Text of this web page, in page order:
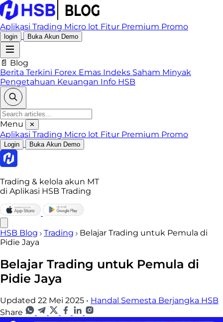
Aplikasi Trading Micro lot Fitur Premium Promo
login Buka Akun Demo
📄 Blog
Berita Terkini Forex Emas Indeks Saham Minyak
Pengetahuan Keuangan Info HSB
Menu ✕
Aplikasi Trading Micro lot Fitur Premium Promo
Login Buka Akun Demo
Trading & kelola akun MT
di Aplikasi HSB Trading
HSB Blog Trading
Belajar Trading untuk Pemula di
Pidie Jaya
Belajar Trading untuk Pemula di
Pidie Jaya
Updated 22 Mei 2025 • Handal Semesta Berjangka HSB
Share